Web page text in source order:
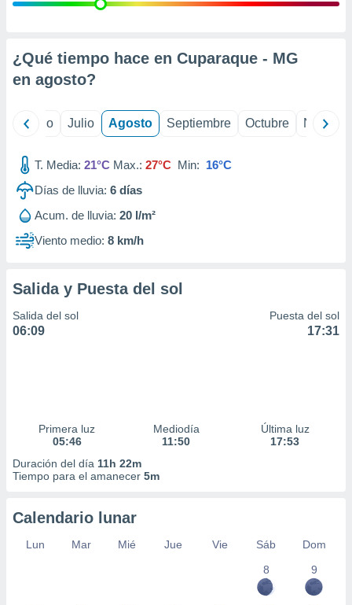
e
mediante
de
1199
¿Qué tiempo hace en Cuparaque - MG
en agosto?
Junio Julio Agosto Septiembre Octubre
T. Media: 21°C Max.: 27°C Min: 16°C
Días de lluvia: 6 días
Acum. de lluvia: 20 l/m²
Viento medio: 8 km/h
Salida y Puesta del sol
Salida del sol
06:09
Puesta del sol
17:31
Primera luz
05:46
Mediodía
11:50
Última luz
17:53
Duración del día 11h 22m
Tiempo para el amanecer 5m
Calendario lunar
Lun Mar Mié Jue Vie Sáb
Dom
8
9